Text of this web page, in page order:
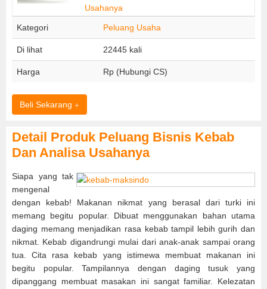
Kategori Peluang Usaha
Di lihat 22445 kali
Harga Rp (Hubungi CS)
Beli Sekarang
Detail Produk Peluang Bisnis Kebab
Dan Analisa Usahanya
Siapa yang tak
mengenal
dengan kebab! Makanan nikmat yang berasal dari turki ini
memang begitu popular. Dibuat menggunakan bahan utama
daging memang menjadikan rasa kebab tampil lebih gurih dan
nikmat. Kebab digandrungi mulai dari anak-anak sampai orang
tua. Cita rasa kebab yang istimewa membuat makanan ini
begitu popular. Tampilannya dengan daging tusuk yang
dipanggang membuat masakan ini sangat familiar. Kelezatan